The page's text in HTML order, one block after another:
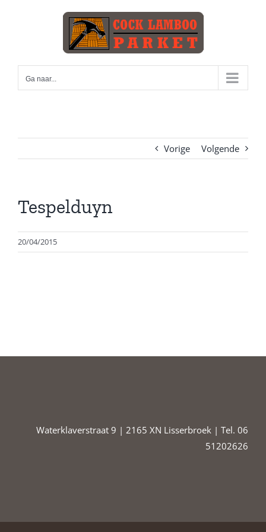
Ga naar...
Vorige Volgende
Tespelduyn
20/04/2015
Waterklaverstraat 9 | 2165 XN Lisserbroek | Tel. 06
51202626